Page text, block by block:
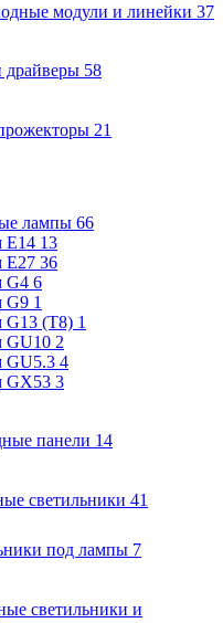
модули и линейки 37
драйверы 58
21
лампы 66
E14 13
E27 36
G4 6
G9 1
G13 (Т8) 1
GU10 2
GU5.3 4
GX53 3
панели 14
светильники 41
под лампы 7
светильники и